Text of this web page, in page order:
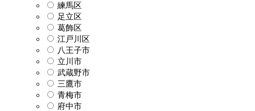
練馬区
足立区
葛飾区
江戸川区
八王子市
立川市
武蔵野市
三鷹市
青梅市
府中市